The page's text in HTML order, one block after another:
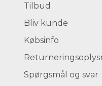
Tilbud
Bliv kunde
Købsinfo
Spørgsmål og svar